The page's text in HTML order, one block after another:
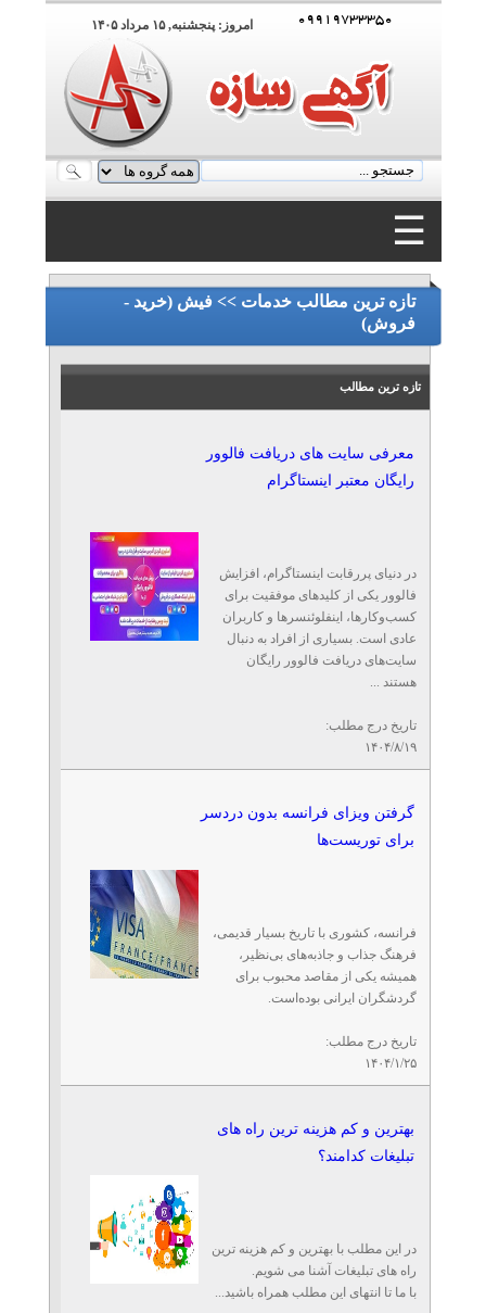
امروز: پنجشنبه, ۱۵ مرداد ۱۴۰۵
☰
۰۹۹۱۹۷۳۳۳۵۰
۰۹۹۱۹۷۳۳۳۵۰
تازه ترین مطالب خدمات >> فیش (خرید -
فروش)
تازه ترین مطالب
معرفی سایت‌ های دریافت فالوور
رایگان معتبر اینستاگرام
در دنیای پررقابت اینستاگرام، افزایش
فالوور یکی از کلیدهای موفقیت برای
کسب‌وکارها، اینفلوئنسرها و کاربران
عادی است. بسیاری از افراد به دنبال
سایت‌های دریافت فالوور رایگان
هستند ...
تاریخ درج مطلب:
۱۴۰۴/۸/۱۹
گرفتن ویزای فرانسه بدون دردسر
برای توریست‌ها
فرانسه، کشوری با تاریخ بسیار قدیمی،
فرهنگ جذاب و جاذبه‌های بی‌نظیر،
همیشه یکی از مقاصد محبوب برای
گردشگران ایرانی بوده‌است.
تاریخ درج مطلب:
۱۴۰۴/۱/۲۵
بهترین و کم هزینه ترین راه های
تبلیغات کدامند؟
در این مطلب با بهترین و کم هزینه ترین
راه های تبلیغات آشنا می شویم.
با ما تا انتهای این مطلب همراه باشید...